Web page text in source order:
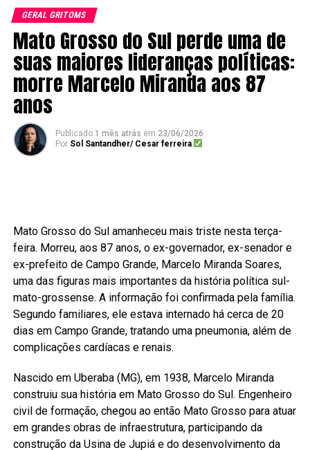
GERAL GRITOMS
Mato Grosso do Sul perde uma de
suas maiores lideranças políticas:
morre Marcelo Miranda aos 87
anos
Publicado 1 mês atrás em 23/06/2026
Por Sol Santandher/ Cesar ferreira
Mato Grosso do Sul amanheceu mais triste nesta terça-
feira. Morreu, aos 87 anos, o ex-governador, ex-senador e
ex-prefeito de Campo Grande, Marcelo Miranda Soares,
uma das figuras mais importantes da história política sul-
mato-grossense. A informação foi confirmada pela família.
Segundo familiares, ele estava internado há cerca de 20
dias em Campo Grande, tratando uma pneumonia, além de
complicações cardíacas e renais.
Nascido em Uberaba (MG), em 1938, Marcelo Miranda
construiu sua história em Mato Grosso do Sul. Engenheiro
civil de formação, chegou ao então Mato Grosso para atuar
em grandes obras de infraestrutura, participando da
construção da Usina de Jupiá e do desenvolvimento da